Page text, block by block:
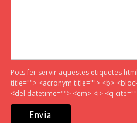
Pots fer servir aquestes etiquetes
title=""> <acronym title=""> <b>
<del datetime=""> <em> <i> <q